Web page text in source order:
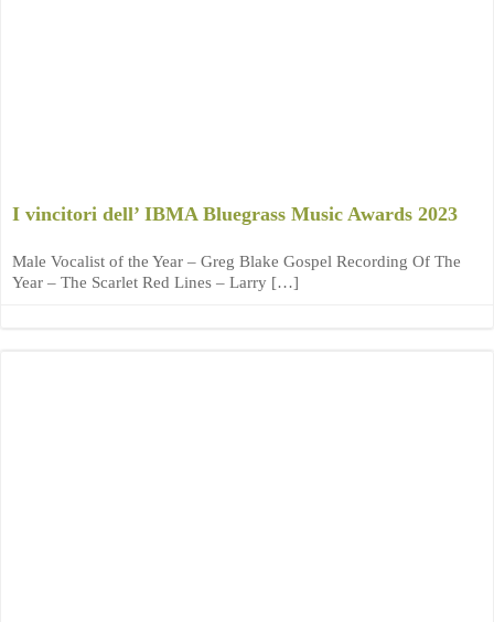
I vincitori dell’ IBMA Bluegrass Music Awards 2023
Male Vocalist of the Year – Greg Blake Gospel Recording Of The
Year – The Scarlet Red Lines – Larry […]